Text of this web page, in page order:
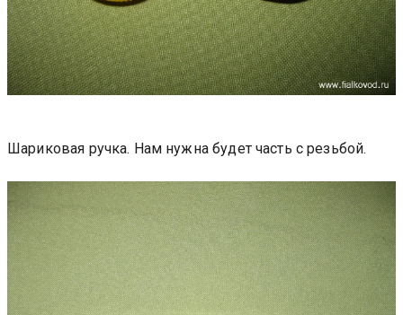
Шариковая ручка. Нам нужна будет часть с резьбой.